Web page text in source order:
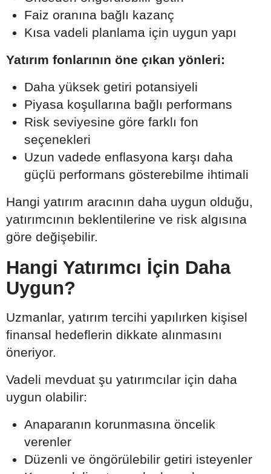
Faiz oranına bağlı kazanç
Kısa vadeli planlama için uygun yapı
Yatırım fonlarının öne çıkan yönleri:
Daha yüksek getiri potansiyeli
Piyasa koşullarına bağlı performans
Risk seviyesine göre farklı fon
seçenekleri
Uzun vadede enflasyona karşı daha
güçlü performans gösterebilme ihtimali
Hangi yatırım aracının daha uygun olduğu,
yatırımcının beklentilerine ve risk algısına
göre değişebilir.
Hangi Yatırımcı İçin Daha
Uygun?
Uzmanlar, yatırım tercihi yapılırken kişisel
finansal hedeflerin dikkate alınmasını
öneriyor.
Vadeli mevduat şu yatırımcılar için daha
uygun olabilir:
Anaparanın korunmasına öncelik
verenler
Düzenli ve öngörülebilir getiri isteyenler